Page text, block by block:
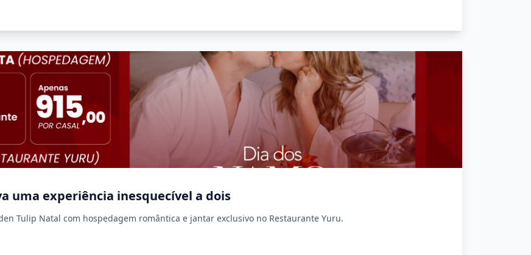
uma experiência inesquecível a dois
Tulip Natal com hospedagem romântica e jantar exclusivo no Restaurante Yuru.